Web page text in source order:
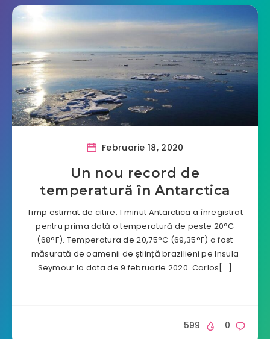
Februarie 18, 2020
Un nou record de
temperatură în Antarctica
Timp estimat de citire: 1 minut Antarctica a înregistrat
pentru prima dată o temperatură de peste 20°C
(68°F). Temperatura de 20,75°C (69,35°F) a fost
măsurată de oamenii de știință brazilieni pe Insula
Seymour la data de 9 februarie 2020. Carlos[…]
0
599